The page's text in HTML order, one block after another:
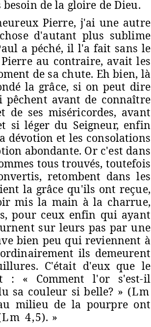
de la gloire de Dieu.
Pierre, j'ai une autre
d'autant plus sublime
a péché, il l'a fait sans le
au contraire, avait les
de sa chute. Eh bien, là
la grâce, si on peut dire
avant de connaître
ses miséricordes, avant
si léger du Seigneur, enfin
dévotion et les consolations
abondante. Or c'est dans
tous trouvés, toutefois
retombent dans les
la grâce qu'ils ont reçue,
mis la main à la charrue,
pour ceux enfin qui ayant
sur leurs pas par une
bien peu qui reviennent à
ils demeurent
C'était d'eux que le
: « Comment l'or s'est-il
sa couleur si belle? » (Lm
milieu de la pourpre ont
4,5). »